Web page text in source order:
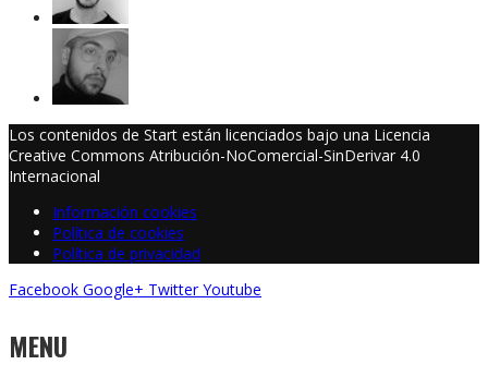
Los contenidos de Start están licenciados bajo una Licencia
Creative Commons Atribución-NoComercial-SinDerivar 4.0
Internacional
Información cookies
Política de cookies
Política de privacidad
Facebook Google+ Twitter Youtube
MENU